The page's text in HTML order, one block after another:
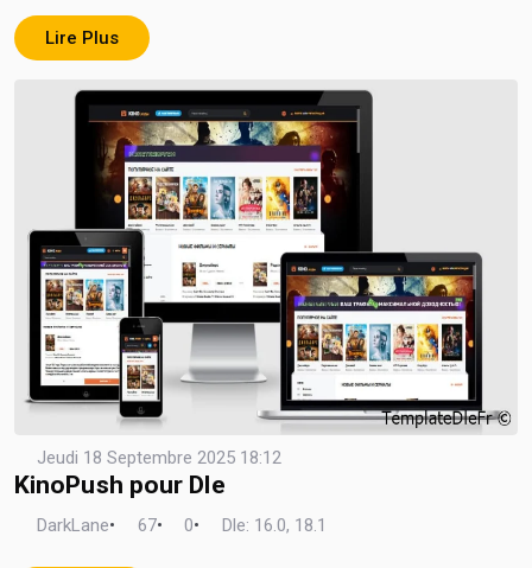
Lire Plus
Jeudi 18 Septembre 2025 18:12
KinoPush pour Dle
DarkLane• 67• 0• Dle: 16.0, 18.1